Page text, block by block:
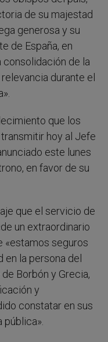
de su majestad
generosa y su
de España, en
consolidación de la
durante el
que los
hoy al Jefe
este lunes
en favor de su
que el servicio de
un extraordinario
«estamos seguros
en la persona del
Borbón y Grecia,
y
constatar en sus
pública».